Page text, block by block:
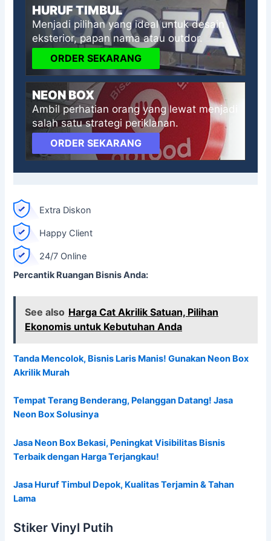
HURUF TIMBUL
Menjadi pilihan yang ideal untuk desain
eksterior, papan nama atau outdor.
ORDER SEKARANG
NEON BOX
Ambil perhatian orang yang lewat menjadi
salah satu strategi periklanan.
ORDER SEKARANG
Extra Diskon
Happy Client
24/7 Online
Percantik Ruangan Bisnis Anda:
See also Harga Cat Akrilik Satuan, Pilihan
Ekonomis untuk Kebutuhan Anda
Tanda Mencolok, Bisnis Laris Manis! Gunakan Neon Box
Akrilik Murah
Tempat Terang Benderang, Pelanggan Datang! Jasa
Neon Box Solusinya
Jasa Neon Box Bekasi, Peningkat Visibilitas Bisnis
Terbaik dengan Harga Terjangkau!
Jasa Huruf Timbul Depok, Kualitas Terjamin & Tahan
Lama
Stiker Vinyl Putih